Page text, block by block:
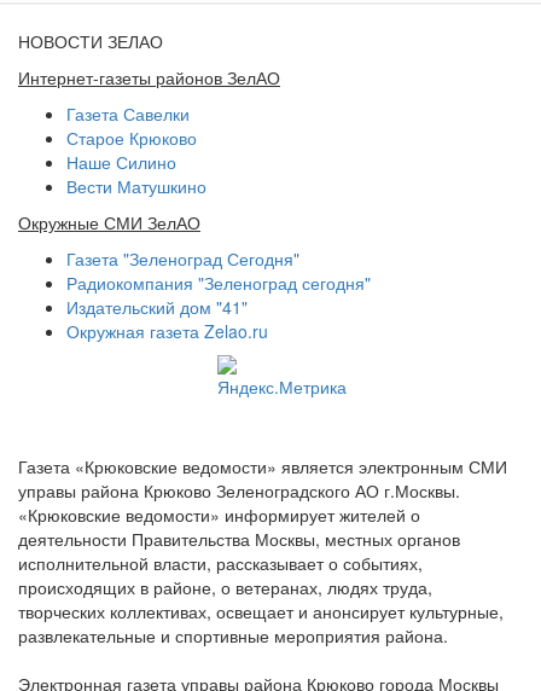
НОВОСТИ ЗЕЛАО
Интернет-газеты районов ЗелАО
Газета Савелки
Старое Крюково
Наше Силино
Вести Матушкино
Окружные СМИ ЗелАО
Газета "Зеленоград Сегодня"
Радиокомпания "Зеленоград сегодня"
Издательский дом "41"
Окружная газета Zelao.ru
Газета «Крюковские ведомости» является электронным СМИ
управы района Крюково Зеленоградского АО г.Москвы.
«Крюковские ведомости» информирует жителей о
деятельности Правительства Москвы, местных органов
исполнительной власти, рассказывает о событиях,
происходящих в районе, о ветеранах, людях труда,
творческих коллективах, освещает и анонсирует культурные,
развлекательные и спортивные мероприятия района.
Электронная газета управы района Крюково города Москвы